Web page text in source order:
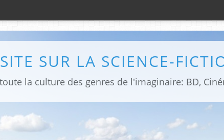
SITE SUR LA SCIENCE-